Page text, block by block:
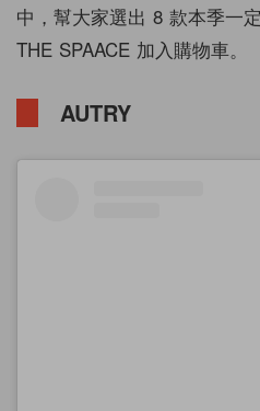
中，幫大家選出 8 款本季一
THE SPAACE 加入購物車。
AUTRY